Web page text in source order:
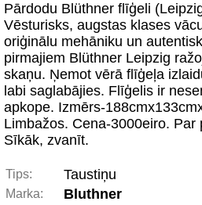
Pārdodu Blüthner flīģeli
Vēsturisks, augstas klases
oriģinālu mehāniku un
pirmajiem Blüthner Leipzig
skaņu. Ņemot vērā flīģeļa
labi saglabājies. Flīģelis ir
apkope. Izmērs-
Limbažos. Cena-3000eiro. Par
Sīkāk, zvanīt.
Tips: Taustiņu
Marka: Bluthner